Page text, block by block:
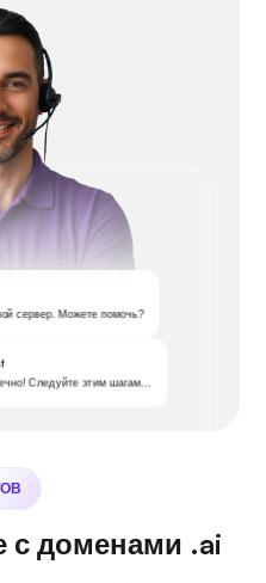
сервер. Можете помочь?
Следуйте этим шагам...
с доменами .ai